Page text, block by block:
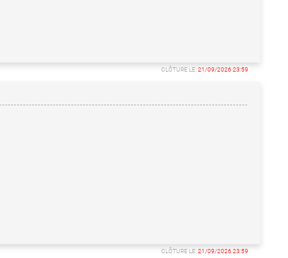
CLÔTURE LE:21/09/2026 23:59
CLÔTURE LE:21/09/2026 23:59